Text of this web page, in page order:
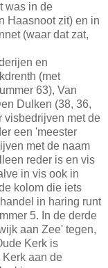
was in de
Haasnoot zit) en in
(waar dat zat,
en
(met
63), Van
Dulken (38, 36,
visbedrijven met de
een 'meester
met de naam
reder is en vis
in vis ook in
kolom die iets
in haring runt
5. In de derde
aan Zee' tegen,
Kerk is
aan de